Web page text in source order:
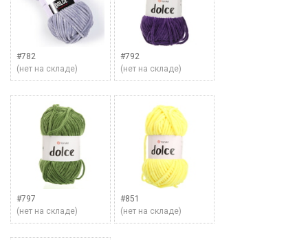
#782
(нет на складе)
#792
(нет на складе)
#797
(нет на складе)
#851
(нет на складе)